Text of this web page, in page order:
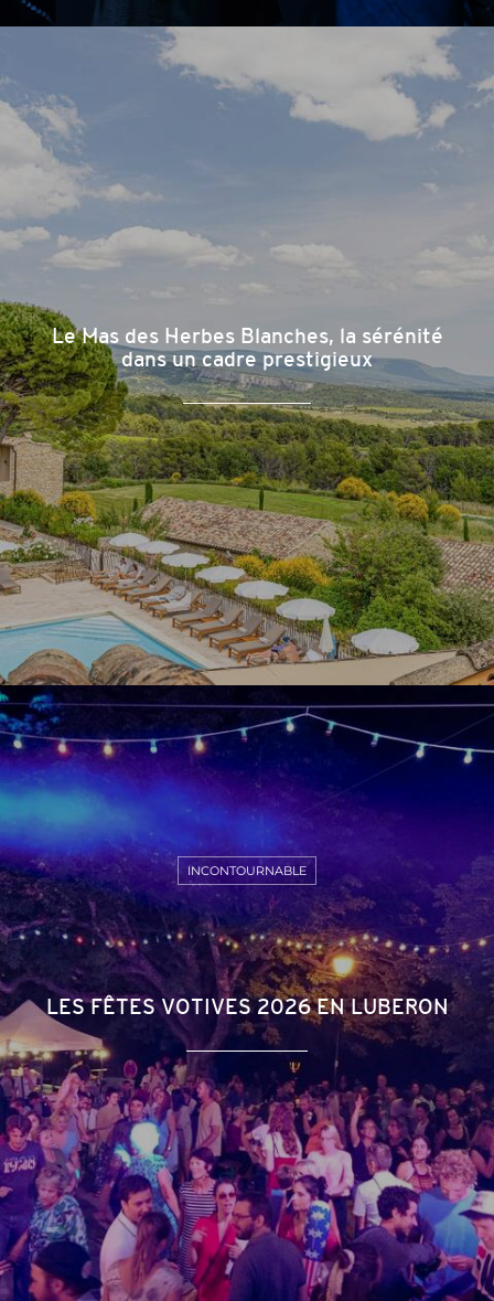
Le Mas des Herbes Blanches, la sérénité
dans un cadre prestigieux
LES FÊTES VOTIVES 2026 EN LUBERON
INCONTOURNABLE